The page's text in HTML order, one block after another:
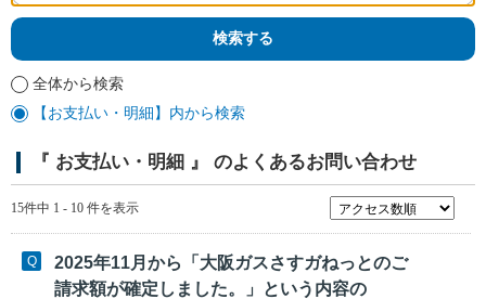
全体から検索
【お支払い・明細】内から検索
『 お支払い・明細 』 のよくあるお問い合わせ
15件中 1 - 10 件を表示
2025年11月から「大阪ガスさすガねっとのご
請求額が確定しました。」という内容の